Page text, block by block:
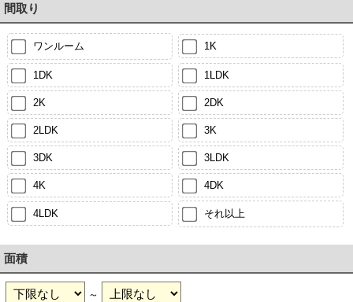
間取り
ワンルーム 1K
1DK 1LDK
2K 2DK
2LDK 3K
3DK 3LDK
4K 4DK
4LDK それ以上
面積
～